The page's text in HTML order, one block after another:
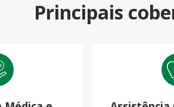
Principais